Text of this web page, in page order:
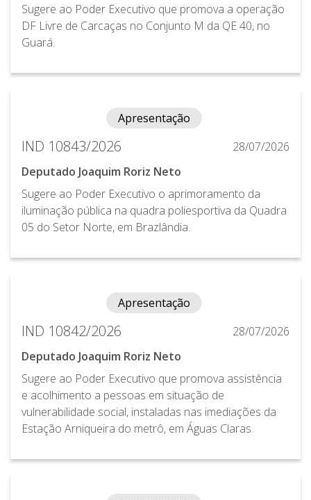
Sugere ao Poder Executivo que promova a operação
DF Livre de Carcaças no Conjunto M da QE 40, no
Guará.
Apresentação
IND 10843/2026
28/07/2026
Deputado Joaquim Roriz Neto
Sugere ao Poder Executivo o aprimoramento da
iluminação pública na quadra poliesportiva da Quadra
05 do Setor Norte, em Brazlândia.
Apresentação
IND 10842/2026
28/07/2026
Deputado Joaquim Roriz Neto
Sugere ao Poder Executivo que promova assistência
e acolhimento a pessoas em situação de
vulnerabilidade social, instaladas nas imediações da
Estação Arniqueira do metrô, em Águas Claras.